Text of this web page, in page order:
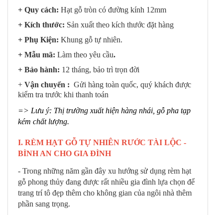
+ Quy cách: Hạt gỗ tròn có đường kính 12mm
+ Kích thước: Sản xuất theo kích thước đặt hàng
+ Phụ Kiện: Khung gỗ tự nhiên.
+ Mẫu mã: Làm theo yêu cầu.
+ Bảo hành: 12 tháng, bảo trì trọn đời
+ Vận chuyển : Gửi hàng toàn quốc, quý khách được
kiểm tra trước khi thanh toán
=> Lưu ý: Thị trường xuất hiện hàng nhái, gỗ pha tạp
kém chất lượng.
I. RÈM HẠT GỖ TỰ NHIÊN RƯỚC TÀI LỘC -
BÌNH AN CHO GIA ĐÌNH
- Trong những năm gần đây xu hướng sử dụng rèm hạt
gỗ phong thủy đang được rất nhiều gia đình lựa chọn để
trang trí tô đẹp thêm cho không gian của ngôi nhà thêm
phần sang trọng.